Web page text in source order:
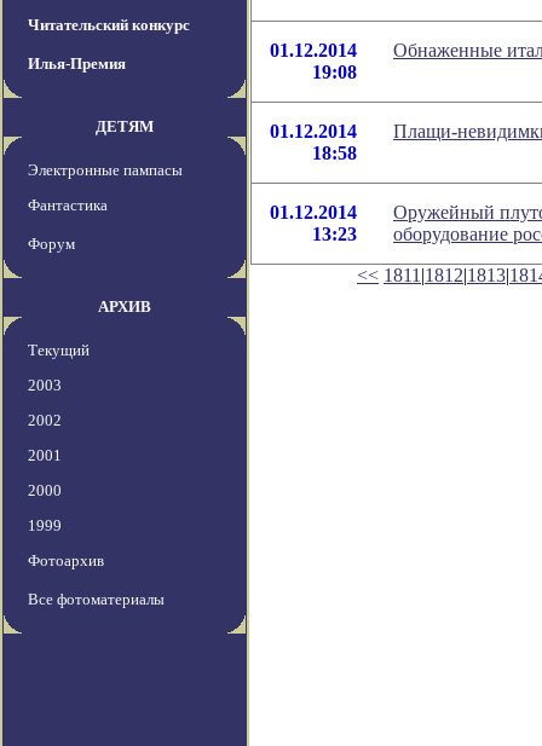
Читательский конкурс
Илья-Премия
ДЕТЯМ
Электронные пампасы
Фантастика
Форум
АРХИВ
Текущий
2003
2002
2001
2000
1999
Фотоархив
Все фотоматериалы
01.12.2014
19:08
Обнаженные
01.12.2014
18:58
Плащи-
01.12.2014
13:23
Оружейный
оборудование
<< 1811 |1812|1813|